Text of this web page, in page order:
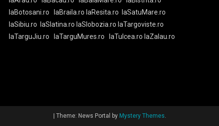
laBotosani.ro
laBraila.ro laResita.ro
laSatuMare.ro
laSibiu.ro
laSlatina.ro laSlobozia.ro laTargoviste.ro
laTarguJiu.ro
laTarguMures.ro laTulcea.ro laZalau.ro
Theme: News Portal by Mystery Themes.